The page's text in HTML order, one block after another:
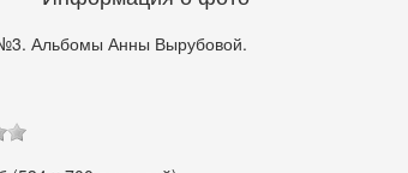
Альбомы Анны Вырубовой.